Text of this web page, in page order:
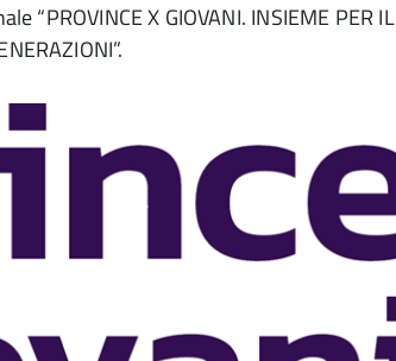
“PROVINCE X GIOVANI. INSIEME PER IL